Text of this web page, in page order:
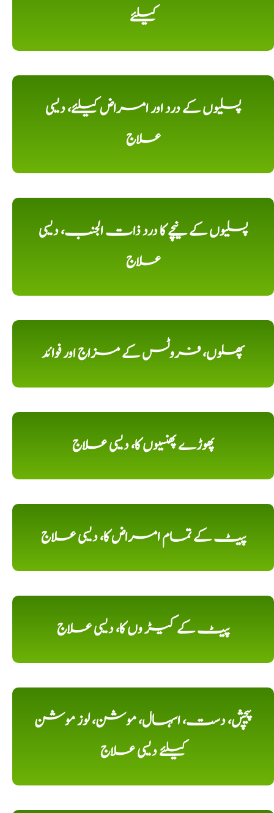
کیلئے
پسلیوں کے درد اور امراض کیلئے، دیسی
علاج
پسلیوں کے نیچے کا درد ذات الجنب، دیسی
علاج
پھلوں، فروٹس کے مزاج اور فوائد
پھوڑے پھنسیوں کا، دیسی علاج
پیٹ کے تمام امراض کا، دیسی علاج
پیٹ کے کیڑ وں کا، دیسی علاج
پیچش، دست، اسہال، موشن، لوز موشن
کیلئے دیسی علاج